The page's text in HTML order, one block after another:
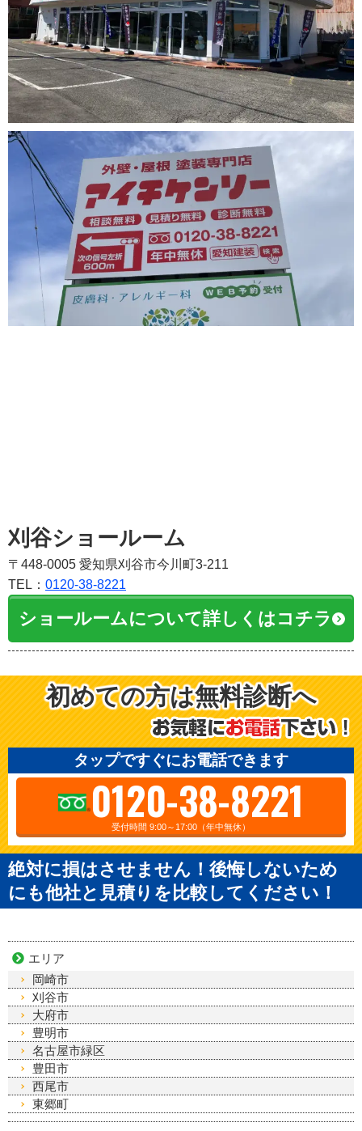
刈谷ショールーム
〒448-0005 愛知県刈谷市今川町3-211
TEL： 0120-38-8221
ショールームについて詳しくはコチラ
初めての方は無料診断へ
タップですぐにお電話できます
0120-38-8221
受付時間 9:00～17:00（年中無休）
絶対に損はさせません！後悔しないため
にも他社と見積りを比較してください！
エリア
岡崎市
刈谷市
大府市
豊明市
名古屋市緑区
豊田市
西尾市
東郷町